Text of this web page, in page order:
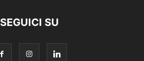
SEGUICI SU